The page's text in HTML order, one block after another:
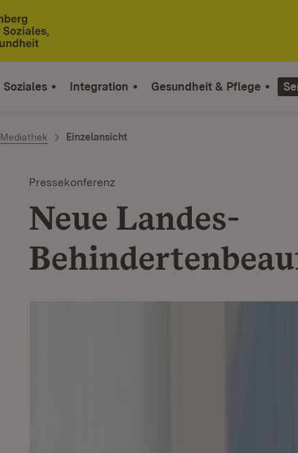
Soziales Integration Gesundheit & Pflege
Mediathek Einzelansicht
Pressekonferenz
Neue Landes-